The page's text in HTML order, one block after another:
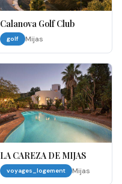
Calanova Golf Club
golf Mijas
LA CAREZA DE MIJAS
voyages_logement Mijas